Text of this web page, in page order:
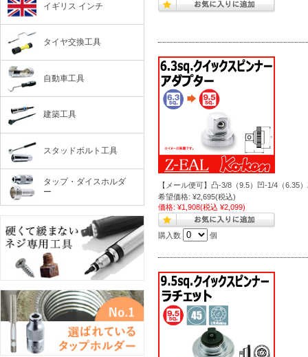
【メール便可】凸-3/8（9.5）凹-1/4（6.35
希望価格: ¥2,695(税込)
価格: ¥1,908(税込 ¥2,099)
購入数 個
イギリス インチ
タイヤ交換工具
自動車工具
建築工具
スタッドボルト工具
タップ・ダイスホルダ
ー